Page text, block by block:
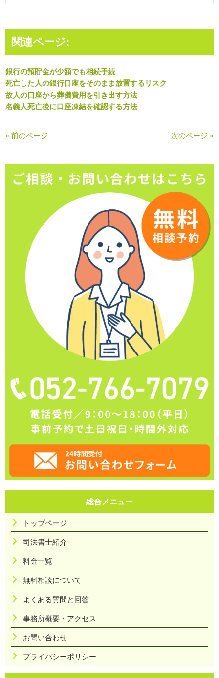
関連ページ:
銀行の預貯金が少額でも相続手続
死亡した人の銀行口座をそのまま放置するリスク
故人の口座から葬儀費用を引き出す方法
名義人死亡後に口座凍結を確認する方法
« 前のページ 次のページ »
総合メニュー
トップページ
司法書士紹介
料金一覧
無料相談について
よくある質問と回答
事務所概要・アクセス
お問い合わせ
プライバシーポリシー